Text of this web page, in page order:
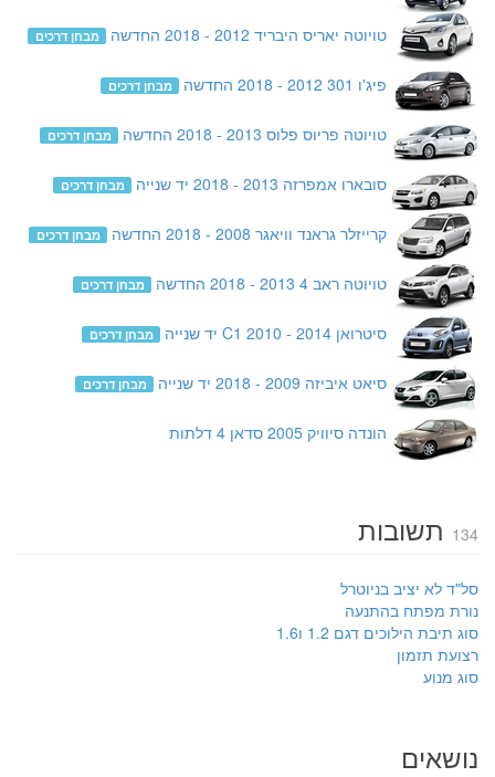
טויוטה יאריס היבריד 2012 - 2018 החדשה מבחן דרכים
פיג'ו 301 2012 - 2018 החדשה מבחן דרכים
טויוטה פריוס פלוס 2013 - 2018 החדשה מבחן דרכים
סובארו אמפרזה 2013 - 2018 יד שנייה מבחן דרכים
קרייזלר גראנד וויאגר 2008 - 2018 החדשה מבחן דרכים
טויוטה ראב 4 2013 - 2018 החדשה מבחן דרכים
סיטרואן C1 2010 - 2014 יד שנייה מבחן דרכים
סיאט איביזה 2009 - 2018 יד שנייה מבחן דרכים
הונדה סיוויק 2005 סדאן 4 דלתות
134 תשובות
סל"ד לא יציב בניוטרל
נורת מפתח בהתנעה
סוג תיבת הילוכים דגם 1.2 ו1.6
רצועת תזמון
סוג מנוע
נושאים